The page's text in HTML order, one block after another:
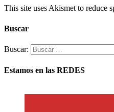
This site uses Akismet to reduce
Buscar
Buscar:
Estamos en las REDES